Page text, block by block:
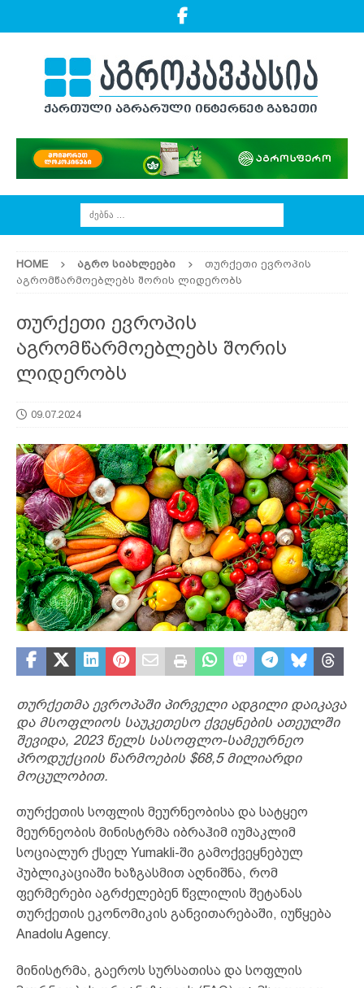
HOME ᲐᲒᲠᲝ ᲡᲘᲐᲮᲚᲔᲔᲑᲘ
თურქეთი ევროპის
აგრომწარმოებლებს შორის ლიდერობს
თურქეთი ევროპის
აგრომწარმოებლებს შორის
ლიდერობს
09.07.2024
თურქეთმა ევროპაში პირველი ადგილი დაიკავა
და მსოფლიოს საუკეთესო ქვეყნების ათეულში
შევიდა, 2023 წელს სასოფლო-სამეურნეო
პროდუქციის წარმოების $68,5 მილიარდი
მოცულობით.
თურქეთის სოფლის მეურნეობისა და სატყეო
მეურნეობის მინისტრმა იბრაჰიმ იუმაკლიმ
სოციალურ ქსელ Yumakli-ში გამოქვეყნებულ
პუბლიკაციაში ხაზგასმით აღნიშნა, რომ
ფერმერები აგრძელებენ წვლილის შეტანას
თურქეთის ეკონომიკის განვითარებაში, იუწყება
Anadolu Agency.
მინისტრმა, გაეროს სურსათისა და სოფლის